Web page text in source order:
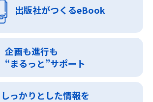
出版社がつくるeBook
企画も進行も
“まるっと”サポート
しっかりとした情報を